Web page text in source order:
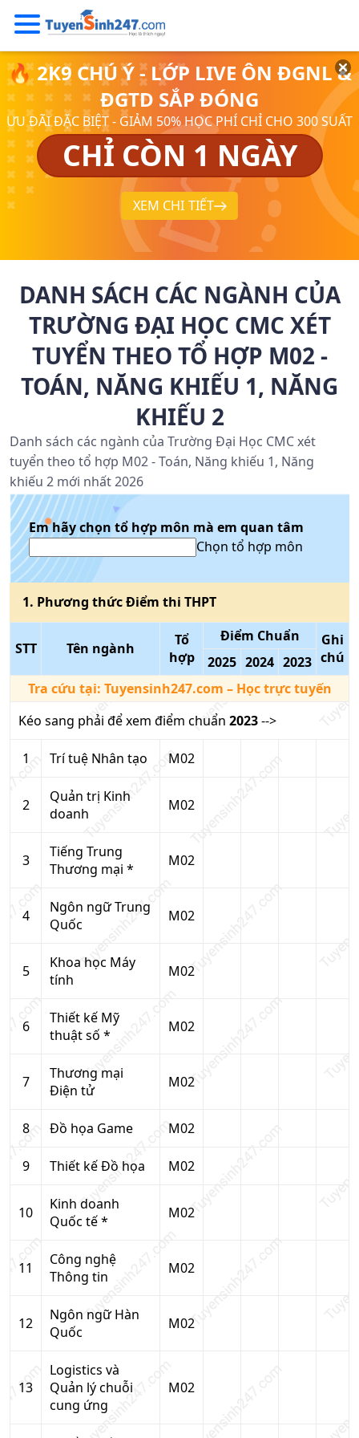
🔥 2K9 CHÚ Ý - LỚP LIVE ÔN ĐGNL &
ĐGTD SẮP ĐÓNG
ƯU ĐÃI ĐẶC BIỆT - GIẢM 50% HỌC PHÍ CHỈ CHO 300 SUẤT
CHỈ CÒN 1 NGÀY
XEM CHI TIẾT
DANH SÁCH CÁC NGÀNH CỦA
TRƯỜNG ĐẠI HỌC CMC XÉT
TUYỂN THEO TỔ HỢP M02 -
TOÁN, NĂNG KHIẾU 1, NĂNG
KHIẾU 2
Danh sách các ngành của Trường Đại Học CMC xét
tuyển theo tổ hợp M02 - Toán, Năng khiếu 1, Năng
khiếu 2 mới nhất 2026
Em hãy chọn tổ hợp môn mà em quan tâm
Chọn tổ hợp môn
1. Phương thứcĐiểm thi THPT
STT Tên ngành
Tổ
hợp
Điểm Chuẩn
Ghi
chú
2025 2024 2023
Tra cứu tại: Tuyensinh247.com – Học trực tuyến
Kéo sang phải để xem điểm chuẩn 2023-->
1 Trí tuệ Nhân tạo M02
2
Quản trị Kinh
doanh
M02
3
Tiếng Trung
Thương mại *
M02
4
Ngôn ngữ Trung
Quốc
M02
5
Khoa học Máy
tính
M02
6
Thiết kế Mỹ
thuật số *
M02
7
Thương mại
Điện tử
M02
8 Đồ họa Game M02
9 Thiết kế Đồ họa M02
10
Kinh doanh
Quốc tế *
M02
11
Công nghệ
Thông tin
M02
12
Ngôn ngữ Hàn
Quốc
M02
13
Logistics và
Quản lý chuỗi
cung ứng
M02